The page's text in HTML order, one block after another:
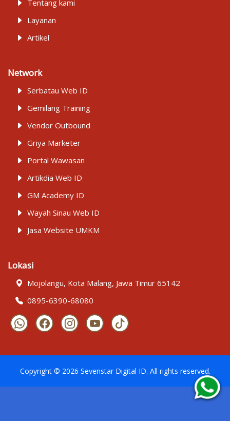
Tentang kami
Layanan
Artikel
Network
Serbatau Web ID
Gemilang Training
Vendor Outbound
Griya Marketer
Portal Wawasan
Artikdia Web ID
GM Academy ID
Wayah Sinau Web ID
Jasa Website UMKM
Lokasi
Mojolangu, Kota Malang, Jawa Timur 65142
0895-6390-68080
Copyright © 2026 Sevenstar Digital ID. All rights reserved.